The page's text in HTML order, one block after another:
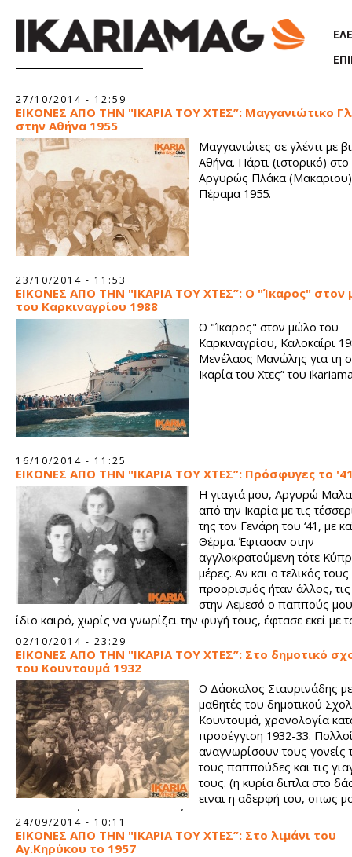
27/10/2014 - 12:59
ΕΙΚΟΝΕΣ ΑΠΟ ΤΗΝ "ΙΚΑΡΙΑ ΤΟΥ ΧΤΕΣ”: Μαγγανιώτικο
στην Αθήνα 1955
Μαγγανιώτες σε γλέντι με
Αθήνα. Πάρτι (ιστορικό) στο
Αργυρώς Πλάκα
Πέραμα 1955.
23/10/2014 - 11:53
ΕΙΚΟΝΕΣ ΑΠΟ ΤΗΝ "ΙΚΑΡΙΑ ΤΟΥ ΧΤΕΣ”: Ο "Ίκαρος" στον
του Καρκιναγρίου 1988
Ο "Ίκαρος" στον μώλο του
Καρκιναγρίου, Καλοκαίρι
Μενέλαος Μανώλης για τη
Ικαρία του Χτες” του
16/10/2014 - 11:25
ΕΙΚΟΝΕΣ ΑΠΟ ΤΗΝ "ΙΚΑΡΙΑ ΤΟΥ ΧΤΕΣ”: Πρόσφυγες το
Η γιαγιά μου, Αργυρώ
από την Ικαρία με τις
της τον Γενάρη του ‘41, με
Θέρμα. Έφτασαν στην
αγγλοκρατούμενη τότε
μέρες. Αν και ο τελικός τους
προορισμός ήταν άλλος,
στην Λεμεσό ο παππούς
ίδιο καιρό, χωρίς να γνωρίζει την φυγή τους, έφτασε εκεί με
του.
02/10/2014 - 23:29
ΕΙΚΟΝΕΣ ΑΠΟ ΤΗΝ "ΙΚΑΡΙΑ ΤΟΥ ΧΤΕΣ”: Στο δημοτικό
του Κουντουμά 1932
Ο Δάσκαλος Σταυρινάδης
μαθητές του δημοτικού
Κουντουμά, χρονολογία
προσέγγιση 1932-33.
αναγνωρίσουν τους γονείς
τους παππούδες και τις
τους. (η κυρία διπλα στο
ειναι η αδερφή του, οπως
Σας χαιρετώ και σας ευχαριστώ.
24/09/2014 - 10:11
ΕΙΚΟΝΕΣ ΑΠΟ ΤΗΝ "ΙΚΑΡΙΑ ΤΟΥ ΧΤΕΣ”: Στο λιμάνι του
Αγ.Κηρύκου το 1957